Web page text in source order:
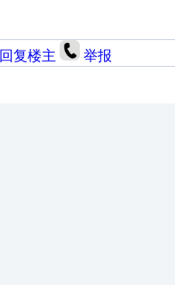
回复楼主 举报